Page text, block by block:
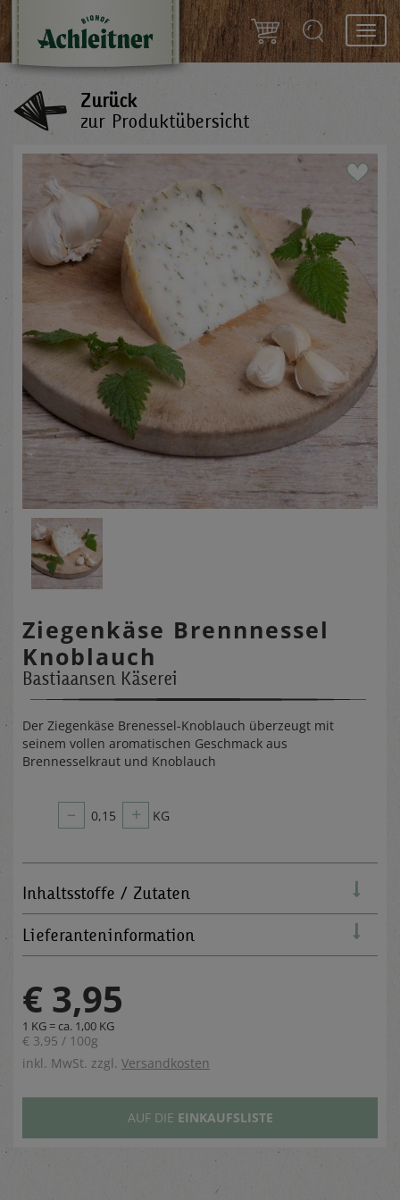
Zurück
zur Produktübersicht
Ziegenkäse Brennnessel
Knoblauch
Bastiaansen Käserei
Der Ziegenkäse Brenessel-Knoblauch überzeugt mit
seinem vollen aromatischen Geschmack aus
Brennesselkraut und Knoblauch
– 0,15 + KG
Inhaltsstoffe / Zutaten
Lieferanteninformation
€ 3,95
1 KG = ca. 1,00 KG
€ 3,95 / 100g
inkl. MwSt. zzgl. Versandkosten
AUF DIE EINKAUFSLISTE